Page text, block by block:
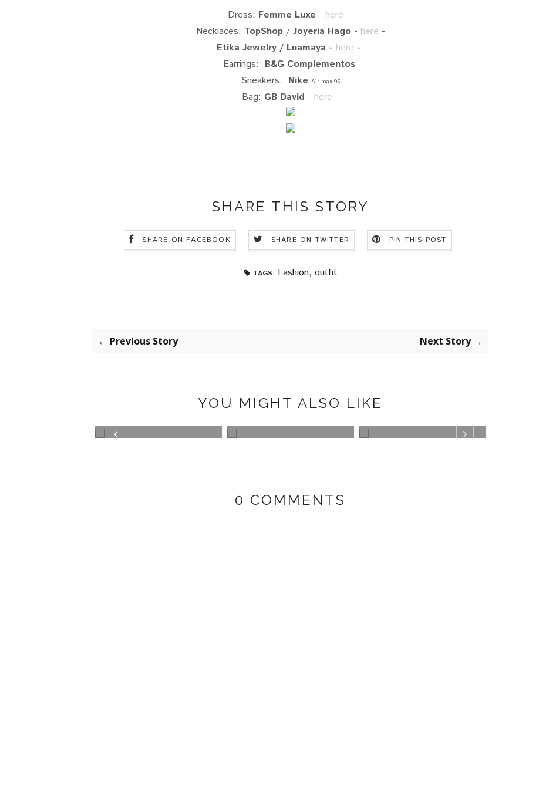
Dress: Femme Luxe - here -
Necklaces: TopShop/ Joyeria Hago- here -
Etika Jewelry / Luamaya - here -
Earrings: B&G Complementos
Sneakers: Nike Air max 95
Bag: GB David - here -
SHARE THIS STORY
SHARE ON FACEBOOK SHARE ON TWITTER PIN THIS POST
TAGS: Fashion, outfit
← Previous Story Next Story →
YOU MIGHT ALSO LIKE
0 COMMENTS